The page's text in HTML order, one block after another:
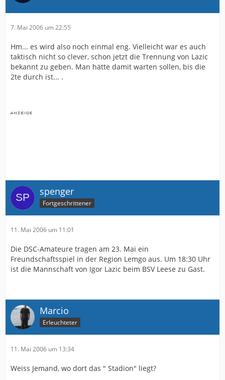
7. Mai 2006 um 22:55
Hm... es wird also noch einmal eng. Vielleicht war es auch
taktisch nicht so clever, schon jetzt die Trennung von Lazic
bekannt zu geben. Man hätte damit warten sollen, bis die
2te durch ist... .
spenger
Fortgeschrittener
11. Mai 2006 um 11:01
Die DSC-Amateure tragen am 23. Mai ein
Freundschaftsspiel in der Region Lemgo aus. Um 18:30 Uhr
ist die Mannschaft von Igor Lazic beim BSV Leese zu Gast.
Marcio
Erleuchteter
11. Mai 2006 um 13:34
Weiss Jemand, wo dort das " Stadion" liegt?